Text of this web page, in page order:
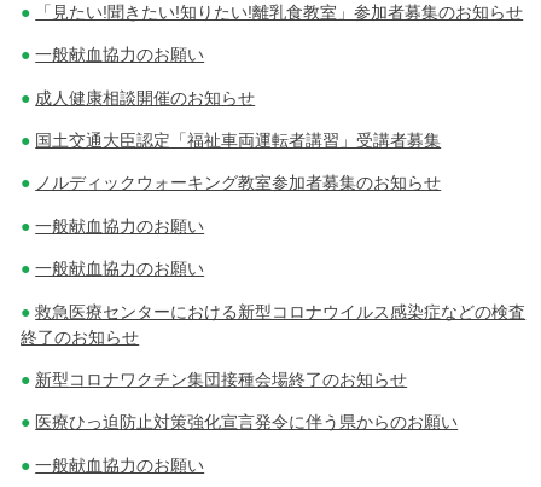
「見たい!聞きたい!知りたい!離乳食教室」参加者募集のお知らせ
一般献血協力のお願い
成人健康相談開催のお知らせ
国土交通大臣認定「福祉車両運転者講習」受講者募集
ノルディックウォーキング教室参加者募集のお知らせ
一般献血協力のお願い
一般献血協力のお願い
救急医療センターにおける新型コロナウイルス感染症などの検査
終了のお知らせ
新型コロナワクチン集団接種会場終了のお知らせ
医療ひっ迫防止対策強化宣言発令に伴う県からのお願い
一般献血協力のお願い